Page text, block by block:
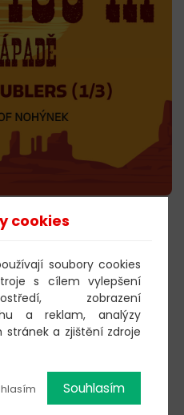
271
10:00-16:00
cookies
soubory cookies
s cílem vylepšení
zobrazení
a reklam, analýzy
a zjištění zdroje
Souhlasím